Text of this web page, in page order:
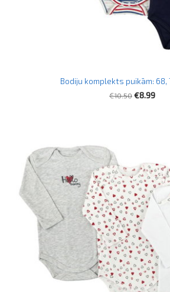
Bodiju komplekts puikām: 68,
€10.50€8.99